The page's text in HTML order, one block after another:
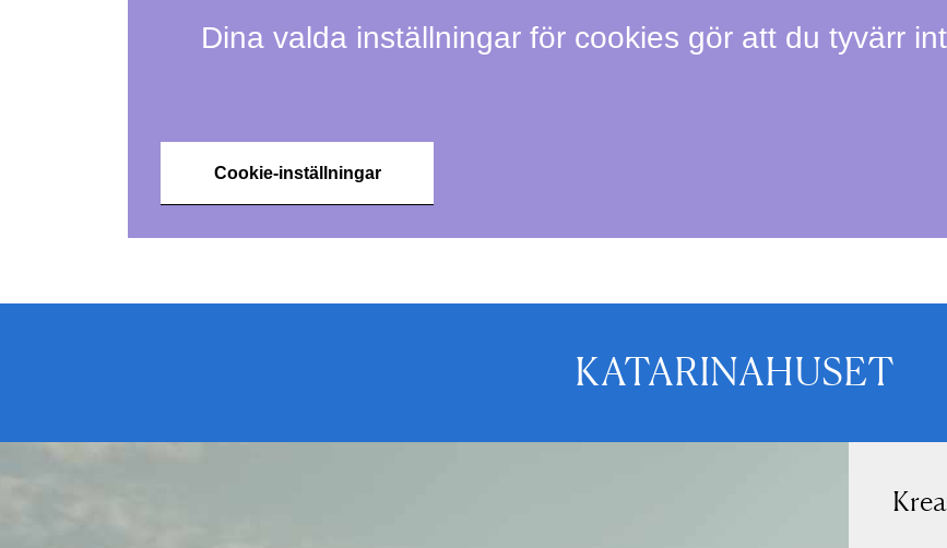
Dina valda inställningar för cookies gör att du tyvärr
Cookie-inställningar
KATARINAHUSET